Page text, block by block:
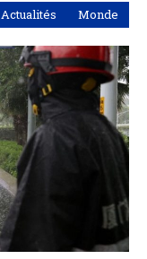
Actualités Monde